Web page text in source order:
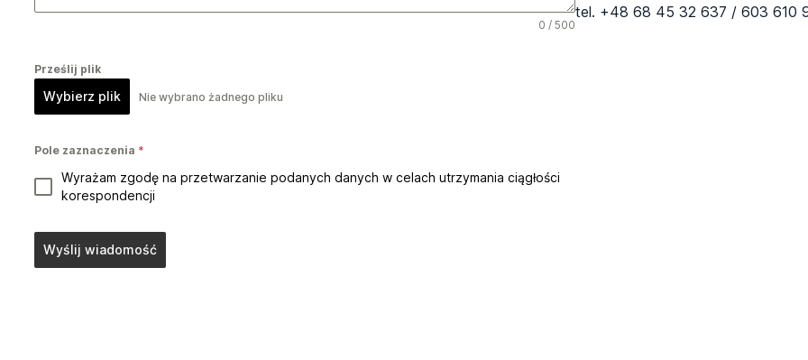
0 / 500
Prześlij plik
Wybierz plik Nie wybrano żadnego pliku
Pole zaznaczenia *
Wyrażam zgodę na przetwarzanie podanych danych w celach utrzymania ciągłości
korespondencji
Wyślij wiadomość
tel. +48 68 45 32 637 / 603 610